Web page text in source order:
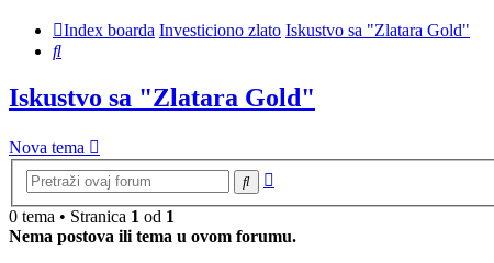
Index boarda Investiciono zlato Iskustvo sa "Zlatara Gold"
Pretraga
Iskustvo sa "Zlatara Gold"
Nova tema
Pretraga
0 tema • Stranica 1 od 1
Nema postova ili tema u ovom forumu.